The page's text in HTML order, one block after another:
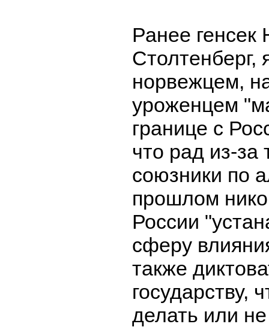
Ранее
норвежцем,
уроженцем
границе с
что рад из-за
союзники по
прошлом
России
сферу
также
государству,
делать или